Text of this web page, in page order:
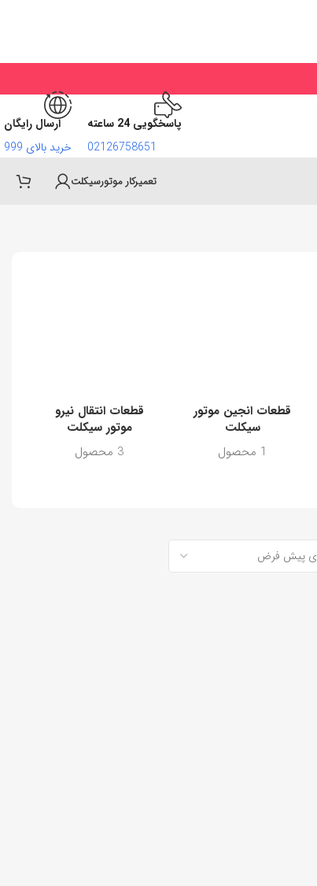
پاسخگویی 24 ساعته
02126758651
ارسال رایگان
خرید بالای 999
تعمیرکار موتورسیکلت
قطعات انجین موتور
سیکلت
1 محصول
قطعات انتقال نیرو
موتور سیکلت
3 محصول